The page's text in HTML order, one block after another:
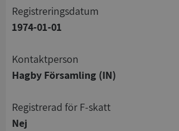
registreringsdatum
1974-01-01
Kontaktperson
Hagby Församling (IN)
registrerad för F-skatt
Nej